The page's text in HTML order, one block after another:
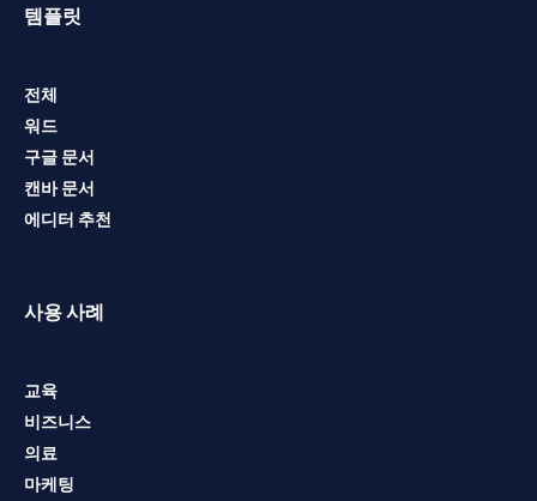
템플릿
전체
워드
구글 문서
캔바 문서
에디터 추천
사용 사례
교육
비즈니스
의료
마케팅